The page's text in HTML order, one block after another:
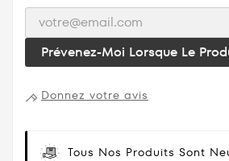
Prévenez-Moi Lorsque Le
Donnez votre avis
Tous Nos Produits Sont